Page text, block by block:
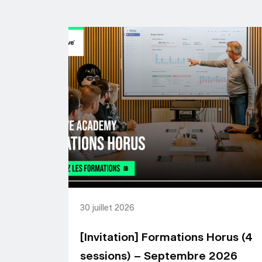
[Invitation] Formations Horus (4
sessions) – Septembre 2026
30 juillet 2026